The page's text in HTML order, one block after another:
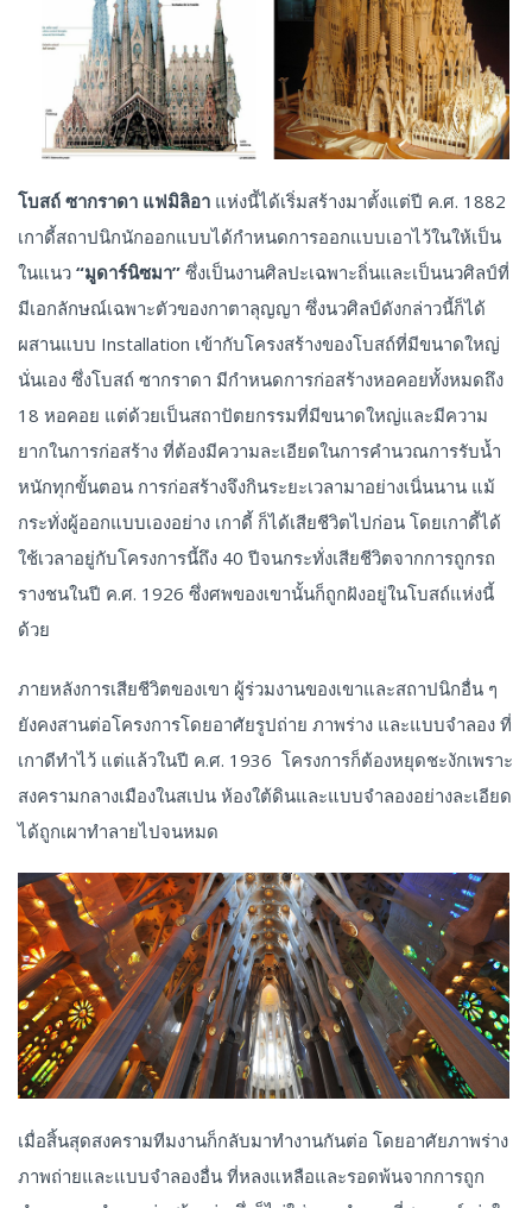
โบสถ์ ซากราดา แฟมิลิอา แห่งนี้ได้เริ่มสร้างมาตั้งแต่ปี ค.ศ. 1882
เกาดี้สถาปนิกนักออกแบบได้กำหนดการออกแบบเอาไว้ในให้เป็น
ในแนว “มูดาร์นิซมา” ซึ่งเป็นงานศิลปะเฉพาะถิ่นและเป็นนวศิลป์ที่
มีเอกลักษณ์เฉพาะตัวของกาตาลุญญา ซึ่งนวศิลป์ดังกล่าวนี้ก็ได้
ผสานแบบ Installation เข้ากับโครงสร้างของโบสถ์ที่มีขนาดใหญ่
นั่นเอง ซึ่งโบสถ์ ซากราดา มีกำหนดการก่อสร้างหอคอยทั้งหมดถึง
18 หอคอย แต่ด้วยเป็นสถาปัตยกรรมที่มีขนาดใหญ่และมีความ
ยากในการก่อสร้าง ที่ต้องมีความละเอียดในการคำนวณการรับน้ำ
หนักทุกขั้นตอน การก่อสร้างจึงกินระยะเวลามาอย่างเนิ่นนาน แม้
กระทั่งผู้ออกแบบเองอย่าง เกาดี้ ก็ได้เสียชีวิตไปก่อน โดยเกาดี้ได้
ใช้เวลาอยู่กับโครงการนี้ถึง 40 ปีจนกระทั่งเสียชีวิตจากการถูกรถ
รางชนในปี ค.ศ. 1926 ซึ่งศพของเขานั้นก็ถูกฝังอยู่ในโบสถ์แห่งนี้
ด้วย
ภายหลังการเสียชีวิตของเขา ผู้ร่วมงานของเขาและสถาปนิกอื่น ๆ
ยังคงสานต่อโครงการโดยอาศัยรูปถ่าย ภาพร่าง และแบบจำลอง ที่
เกาดีทำไว้ แต่แล้วในปี ค.ศ. 1936 โครงการก็ต้องหยุดชะงักเพราะ
สงครามกลางเมืองในสเปน ห้องใต้ดินและแบบจำลองอย่างละเอียด
ได้ถูกเผาทำลายไปจนหมด
เมื่อสิ้นสุดสงครามทีมงานก็กลับมาทำงานกันต่อ โดยอาศัยภาพร่าง
ภาพถ่ายและแบบจำลองอื่น ที่หลงแหลือและรอดพ้นจากการถูก